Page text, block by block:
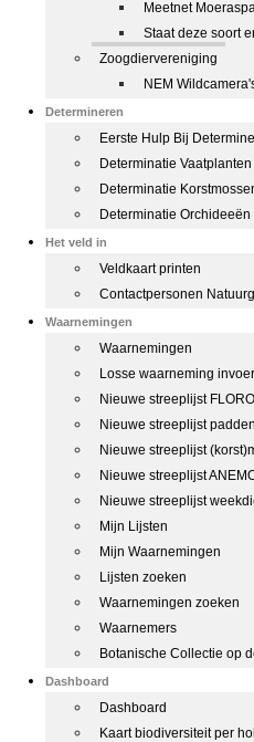
Meetnet
Staat deze soort
Zoogdiervereniging
NEM
Determineren
Eerste Hulp Bij
Determinatie Vaatplanten
Determinatie
Determinatie Orchideeën
Het veld in
Veldkaart printen
Contactpersonen
Waarnemingen
Waarnemingen
Losse waarneming
Nieuwe streeplijst
Nieuwe streeplijst
Nieuwe streeplijst
Nieuwe streeplijst
Nieuwe streeplijst
Mijn Lijsten
Mijn Waarnemingen
Lijsten zoeken
Waarnemingen zoeken
Waarnemers
Botanische Collectie op
Dashboard
Dashboard
Kaart biodiversiteit per